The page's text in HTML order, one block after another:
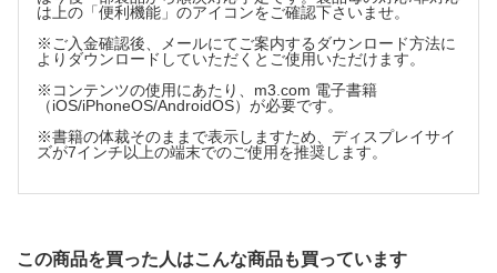
横断的身長・体重曲線
肥満度判定曲線
放射性ヨウ素への被ばくに対し安定ヨウ素剤（ヨウ化カリウ
は上の「便利機能」のアイコンをご確認下さいませ。
※ご入金確認後、メールにてご案内するダウンロード方法に
よりダウンロードしていただくとご使用いただけます。
※コンテンツの使用にあたり、m3.com 電子書籍
（iOS/iPhoneOS/AndroidOS）が必要です。
※書籍の体裁そのままで表示しますため、ディスプレイサイ
ズが7インチ以上の端末でのご使用を推奨します。
この商品を買った人はこんな商品も買っています